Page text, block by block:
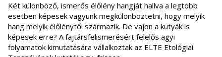
Két különböző, ismerős élőlény hangját hallva a legtöbb
esetben képesek vagyunk megkülönböztetni, hogy melyik
hang melyik élőlénytől származik. De vajon a kutyák is
képesek erre? A fajtársfelismerésért felelős agyi
folyamatok kimutatására vállalkoztak az ELTE Etológiai